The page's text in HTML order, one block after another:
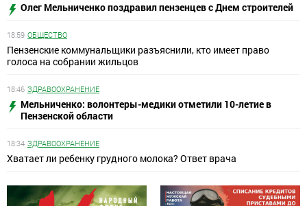
Олег Мельниченко поздравил пензенцев с Днем строителей
18:59 ОБЩЕСТВО
Пензенские коммунальщики разъяснили, кто имеет право
голоса на собрании жильцов
18:46 ЗДРАВООХРАНЕНИЕ
Мельниченко: волонтеры-медики отметили 10-летие в
Пензенской области
18:34 ЗДРАВООХРАНЕНИЕ
Хватает ли ребенку грудного молока? Ответ врача